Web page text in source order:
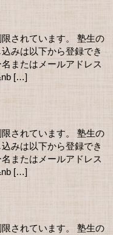
されています。 塾生の
みは以下から登録でき
またはメールアドレス
[…]
されています。 塾生の
みは以下から登録でき
またはメールアドレス
[…]
されています。 塾生の